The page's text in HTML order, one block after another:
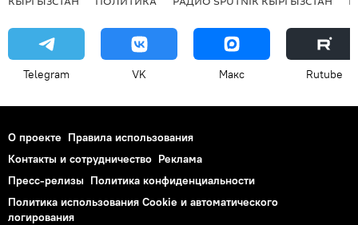
Telegram VK Макс Rutube
О проекте Правила использования
Контакты и сотрудничество Реклама
Пресс-релизы Политика конфиденциальности
Политика использования Cookie и автоматического
логирования